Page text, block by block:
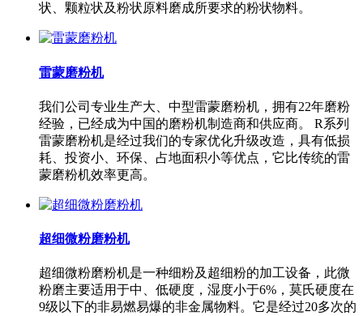
状、颗粒状及粉状原料磨成所要求的粉状物料。
雷蒙磨粉机
我们公司专业生产大、中型雷蒙磨粉机，拥有22年磨粉
经验，已经成为中国的磨粉机制造商和供应商。 R系列
雷蒙磨粉机是经过我们的专家优化升级改造，具有低损
耗、投资小、环保、占地面积小等优点，它比传统的雷
蒙磨粉机效率更高。
超细微粉磨粉机
超细微粉磨粉机是一种细粉及超细粉的加工设备，此微
粉磨主要适用于中、低硬度，湿度小于6%，莫氏硬度在
9级以下的非易燃易爆的非金属物料。它是经过20多次的